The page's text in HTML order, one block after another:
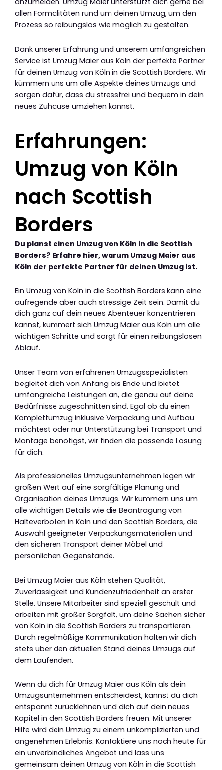
anzumelden. Umzug Maier unterstützt dich gerne bei
allen Formalitäten rund um deinen Umzug, um den
Prozess so reibungslos wie möglich zu gestalten.
Dank unserer Erfahrung und unserem umfangreichen
Service ist Umzug Maier aus Köln der perfekte Partner
für deinen Umzug von Köln in die Scottish Borders. Wir
kümmern uns um alle Aspekte deines Umzugs und
sorgen dafür, dass du stressfrei und bequem in dein
neues Zuhause umziehen kannst.
Erfahrungen:
Umzug von Köln
nach Scottish
Borders
Du planst einen Umzug von Köln in die Scottish
Borders? Erfahre hier, warum Umzug Maier aus
Köln der perfekte Partner für deinen Umzug ist.
Ein Umzug von Köln in die Scottish Borders kann eine
aufregende aber auch stressige Zeit sein. Damit du
dich ganz auf dein neues Abenteuer konzentrieren
kannst, kümmert sich Umzug Maier aus Köln um alle
wichtigen Schritte und sorgt für einen reibungslosen
Ablauf.
Unser Team von erfahrenen Umzugsspezialisten
begleitet dich von Anfang bis Ende und bietet
umfangreiche Leistungen an, die genau auf deine
Bedürfnisse zugeschnitten sind. Egal ob du einen
Komplettumzug inklusive Verpackung und Aufbau
möchtest oder nur Unterstützung bei Transport und
Montage benötigst, wir finden die passende Lösung
für dich.
Als professionelles Umzugsunternehmen legen wir
großen Wert auf eine sorgfältige Planung und
Organisation deines Umzugs. Wir kümmern uns um
alle wichtigen Details wie die Beantragung von
Halteverboten in Köln und den Scottish Borders, die
Auswahl geeigneter Verpackungsmaterialien und
den sicheren Transport deiner Möbel und
persönlichen Gegenstände.
Bei Umzug Maier aus Köln stehen Qualität,
Zuverlässigkeit und Kundenzufriedenheit an erster
Stelle. Unsere Mitarbeiter sind speziell geschult und
arbeiten mit großer Sorgfalt, um deine Sachen sicher
von Köln in die Scottish Borders zu transportieren.
Durch regelmäßige Kommunikation halten wir dich
stets über den aktuellen Stand deines Umzugs auf
dem Laufenden.
Wenn du dich für Umzug Maier aus Köln als dein
Umzugsunternehmen entscheidest, kannst du dich
entspannt zurücklehnen und dich auf dein neues
Kapitel in den Scottish Borders freuen. Mit unserer
Hilfe wird dein Umzug zu einem unkomplizierten und
angenehmen Erlebnis. Kontaktiere uns noch heute für
ein unverbindliches Angebot und lass uns
gemeinsam deinen Umzug von Köln in die Scottish